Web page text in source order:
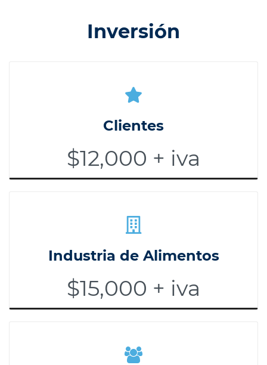
Inversión
Clientes
$12,000 + iva
Industria de Alimentos
$15,000 + iva